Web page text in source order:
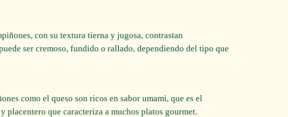
con su textura tierna y jugosa, contrastan
ser cremoso, fundido o rallado, dependiendo del tipo que
como el queso son ricos en sabor umami, que es el
placentero que caracteriza a muchos platos gourmet.